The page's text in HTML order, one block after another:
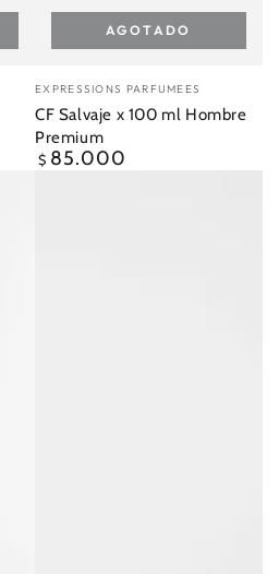
Vendedor:
EXPRESSIONS PARFUMEES
CF Salvaje x 100 ml Hombre
Premium
Precio
$ 85.000
AGOTADO